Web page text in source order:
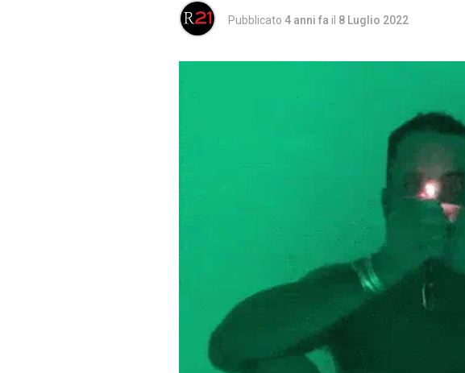
Pubblicato 4 anni fa il 8 Luglio 2022